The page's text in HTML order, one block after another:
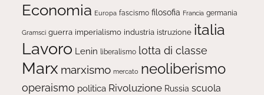
Economia Europa fascismo filosofia Francia germania
Gramsci guerra imperialismo industria istruzione italia
Lavoro Lenin liberalismo lotta di classe
Marx marxismo mercato neoliberismo
operaismo politica Rivoluzione Russia scuola